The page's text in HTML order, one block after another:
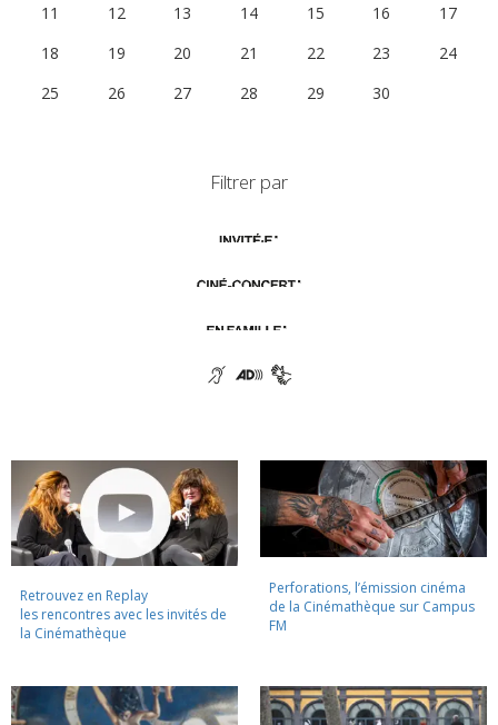
11
12 13 14 15 16
17
18
19 20 21 22 23
24
25
26 27 28 29 30
Filtrer par
Retrouvez en Replay
les rencontres avec les invités de
la Cinémathèque
Perforations, l’émission cinéma
de la Cinémathèque sur Campus
FM